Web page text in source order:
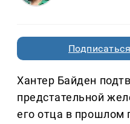
Хантер Байден
предстательной
его отца в прошлом